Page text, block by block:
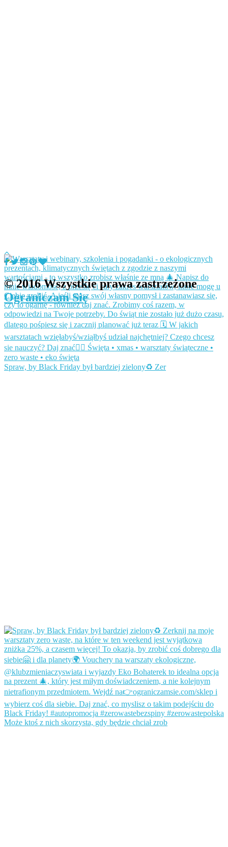
Spraw, by Black Friday był bardziej zielony♻️ Zer
Może ktoś z nich skorzysta, gdy będzie chciał zrob
© 2016 Wszystkie prawa zastrzeżone
Ograniczam Się